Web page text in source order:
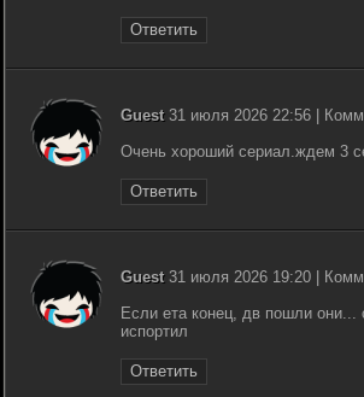
Ответить
Guest31 июля 2026 22:56 |
Очень хороший сериал.ждем 3
Ответить
Guest31 июля 2026 19:20 |
Если ета конец, дв пошли они...
испортил
Ответить